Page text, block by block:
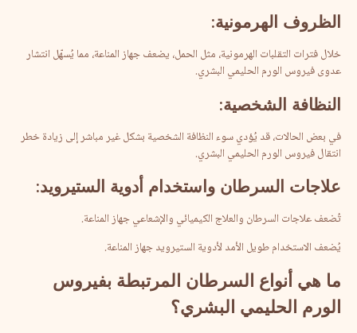
الظروف الهرمونية:
خلال فترات التقلبات الهرمونية، مثل الحمل، يضعف جهاز المناعة، مما يُسهّل انتشار
عدوى فيروس الورم الحليمي البشري.
النظافة الشخصية:
في بعض الحالات، قد يُؤدي سوء النظافة الشخصية بشكل غير مباشر إلى زيادة خطر
انتقال فيروس الورم الحليمي البشري.
علاجات السرطان واستخدام أدوية الستيرويد:
تُضعف علاجات السرطان والعلاج الكيميائي والإشعاعي جهاز المناعة.
يُضعف الاستخدام طويل الأمد لأدوية الستيرويد جهاز المناعة.
ما هي أنواع السرطان المرتبطة بفيروس
الورم الحليمي البشري؟